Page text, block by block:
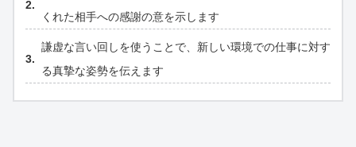
くれた相手への感謝の意を示します
謙虚な言い回しを使うことで、新しい環境での仕事に対す
る真摯な姿勢を伝えます